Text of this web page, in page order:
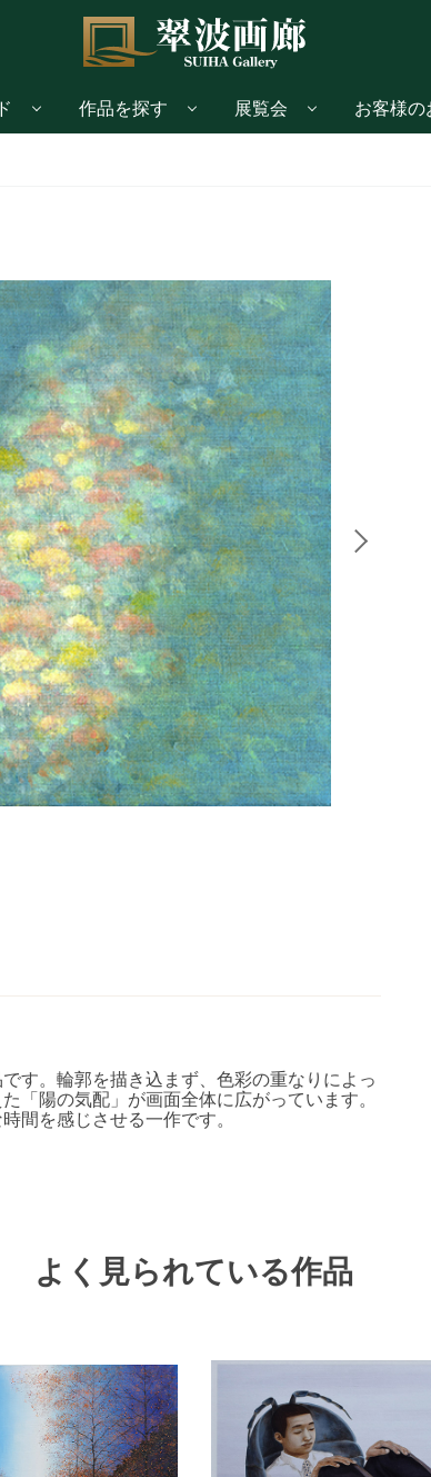
作品を探す 展覧会 お客様の
す。輪郭を描き込まず、色彩の重なりによっ
「陽の気配」が画面全体に広がっています。
間を感じさせる一作です。
よく見られている作品